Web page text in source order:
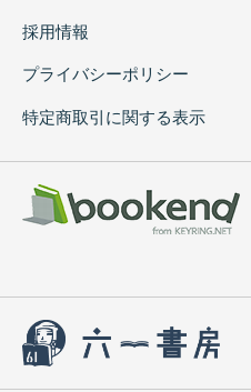
採用情報
プライバシーポリシー
特定商取引に関する表示